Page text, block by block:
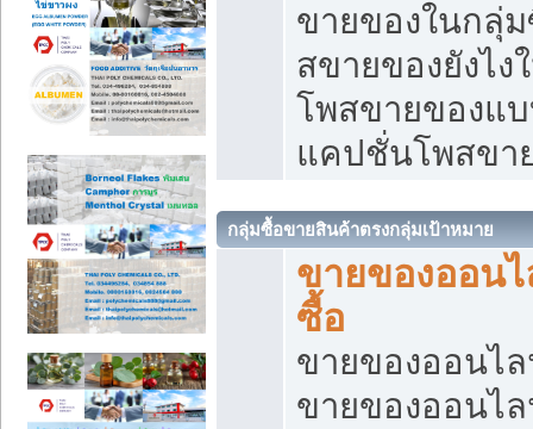
ขายของในกลุ่
สขายของยังไ
โพสขายของแ
แคปชั่นโพสขา
กลุ่มซื้อขายสินค้าตรงกลุ่มเป้าหมาย
ขายของออน
ซื้อ
ขายของออนไล
ขายของออนไ